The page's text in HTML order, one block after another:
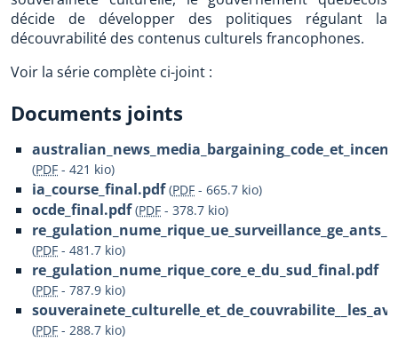
décide de développer des politiques régulant la
découvrabilité des contenus culturels francophones.
Voir la série complète ci-joint :
Documents joints
(PDF - 421 kio)
ia_course_final.pdf (PDF - 665.7 kio)
ocde_final.pdf (PDF - 378.7 kio)
(PDF - 481.7 kio)
re_gulation_nume_rique_core_e_du_sud_final.pdf
(PDF - 787.9 kio)
(PDF - 288.7 kio)